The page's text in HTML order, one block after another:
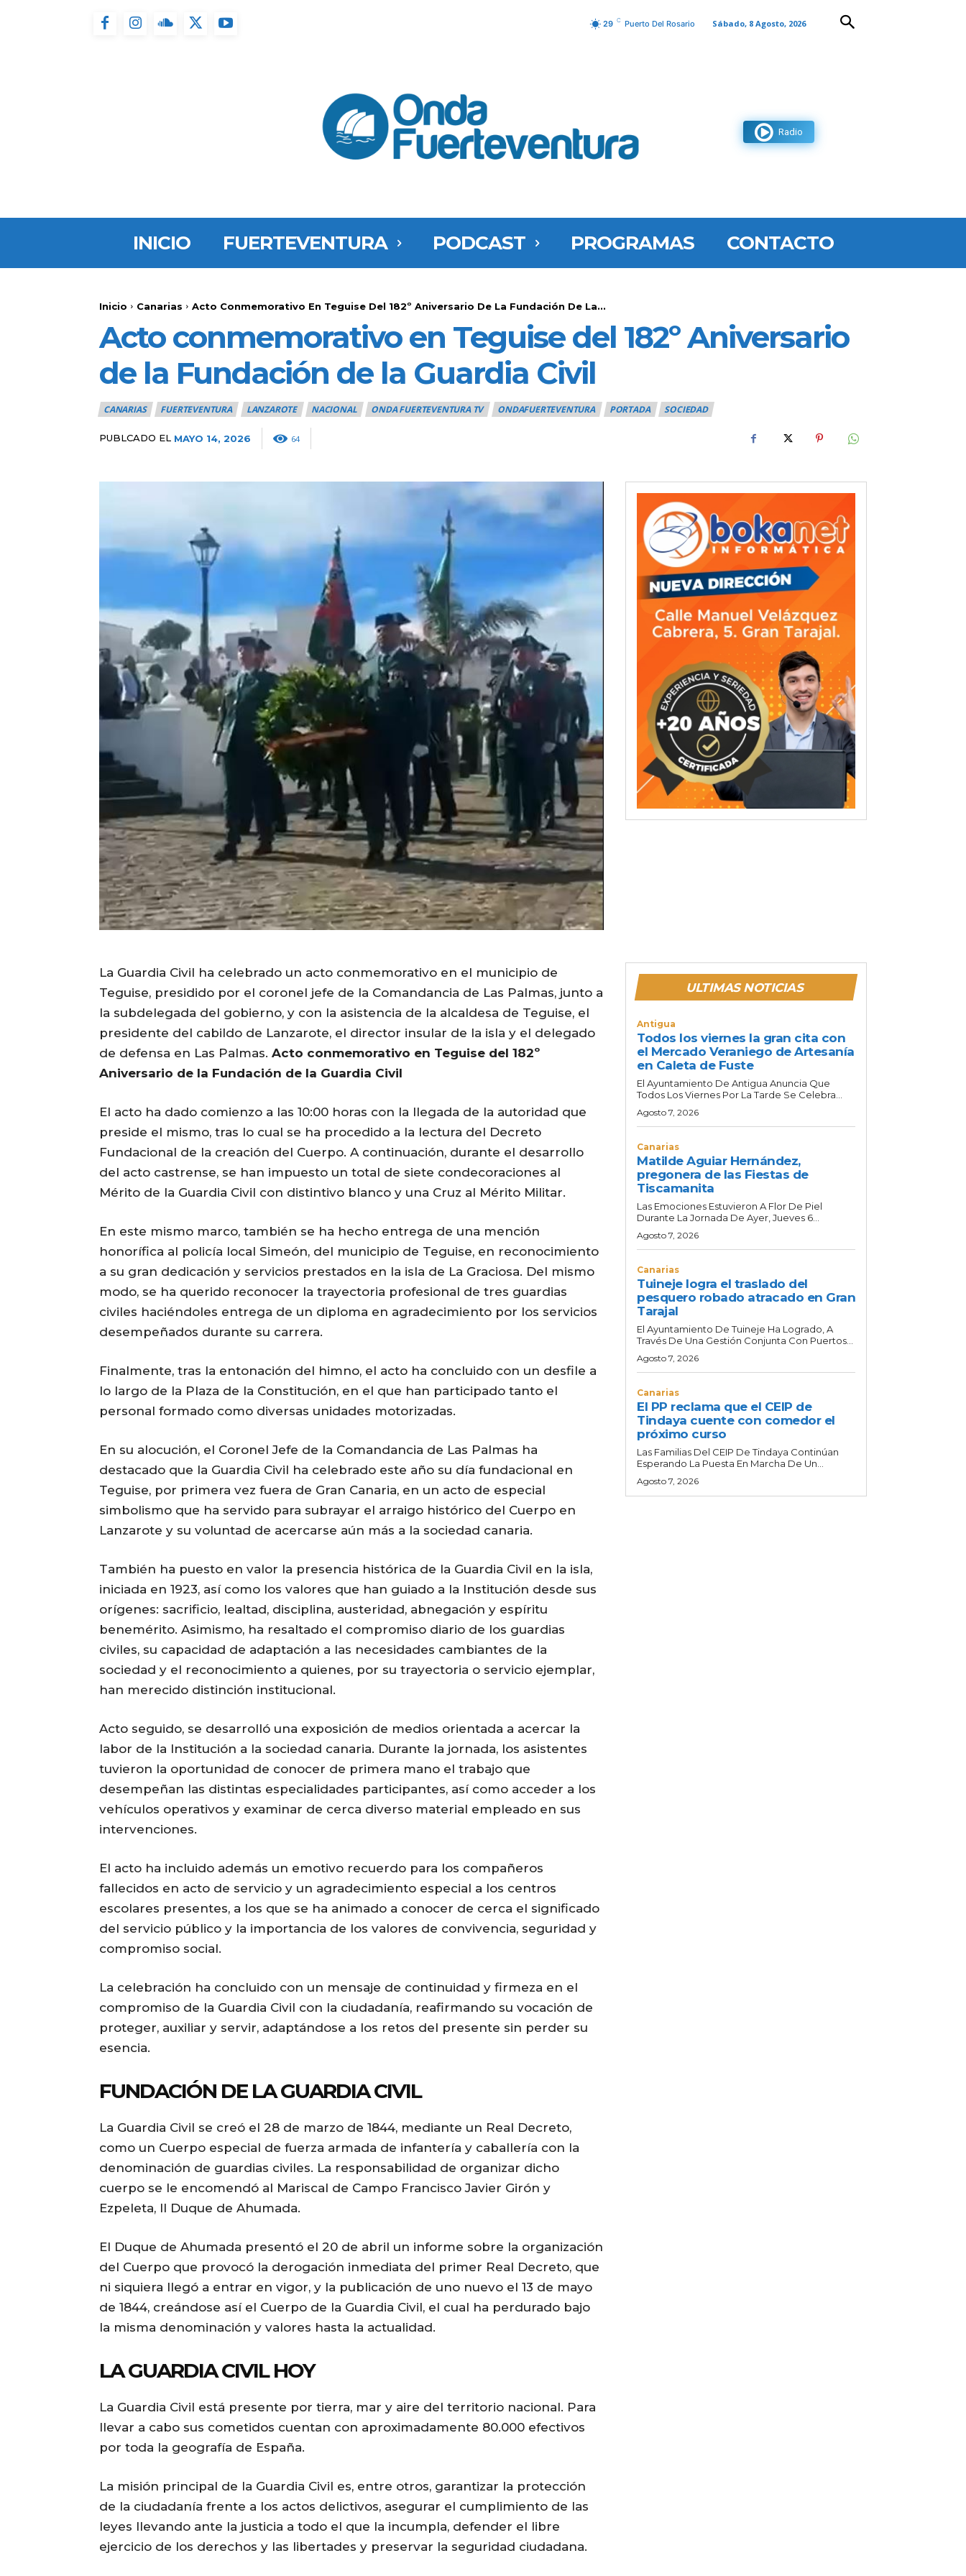
29 C Puerto Del Rosario Sábado, 8 Agosto, 2026
Radio
INICIO FUERTEVENTURA PODCAST PROGRAMAS CONTACTO
Inicio Canarias Acto Conmemorativo En Teguise Del 182º Aniversario De La Fundación De La...
Acto conmemorativo en Teguise del 182º Aniversario
de la Fundación de la Guardia Civil
CANARIAS FUERTEVENTURA LANZAROTE NACIONAL ONDA FUERTEVENTURA TV ONDAFUERTEVENTURA PORTADA SOCIEDAD
PUBLCADO EL MAYO 14, 2026 64
La Guardia Civil ha celebrado un acto conmemorativo en el municipio de
Teguise, presidido por el coronel jefe de la Comandancia de Las Palmas, junto a
la subdelegada del gobierno, y con la asistencia de la alcaldesa de Teguise, el
presidente del cabildo de Lanzarote, el director insular de la isla y el delegado
de defensa en Las Palmas. Acto conmemorativo en Teguise del 182º
Aniversario de la Fundación de la Guardia Civil
El acto ha dado comienzo a las 10:00 horas con la llegada de la autoridad que
preside el mismo, tras lo cual se ha procedido a la lectura del Decreto
Fundacional de la creación del Cuerpo. A continuación, durante el desarrollo
del acto castrense, se han impuesto un total de siete condecoraciones al
Mérito de la Guardia Civil con distintivo blanco y una Cruz al Mérito Militar.
En este mismo marco, también se ha hecho entrega de una mención
honorífica al policía local Simeón, del municipio de Teguise, en reconocimiento
a su gran dedicación y servicios prestados en la isla de La Graciosa. Del mismo
modo, se ha querido reconocer la trayectoria profesional de tres guardias
civiles haciéndoles entrega de un diploma en agradecimiento por los servicios
desempeñados durante su carrera.
Finalmente, tras la entonación del himno, el acto ha concluido con un desfile a
lo largo de la Plaza de la Constitución, en el que han participado tanto el
personal formado como diversas unidades motorizadas.
En su alocución, el Coronel Jefe de la Comandancia de Las Palmas ha
destacado que la Guardia Civil ha celebrado este año su día fundacional en
Teguise, por primera vez fuera de Gran Canaria, en un acto de especial
simbolismo que ha servido para subrayar el arraigo histórico del Cuerpo en
Lanzarote y su voluntad de acercarse aún más a la sociedad canaria.
También ha puesto en valor la presencia histórica de la Guardia Civil en la isla,
iniciada en 1923, así como los valores que han guiado a la Institución desde sus
orígenes: sacrificio, lealtad, disciplina, austeridad, abnegación y espíritu
benemérito. Asimismo, ha resaltado el compromiso diario de los guardias
civiles, su capacidad de adaptación a las necesidades cambiantes de la
sociedad y el reconocimiento a quienes, por su trayectoria o servicio ejemplar,
han merecido distinción institucional.
Acto seguido, se desarrolló una exposición de medios orientada a acercar la
labor de la Institución a la sociedad canaria. Durante la jornada, los asistentes
tuvieron la oportunidad de conocer de primera mano el trabajo que
desempeñan las distintas especialidades participantes, así como acceder a los
vehículos operativos y examinar de cerca diverso material empleado en sus
intervenciones.
El acto ha incluido además un emotivo recuerdo para los compañeros
fallecidos en acto de servicio y un agradecimiento especial a los centros
escolares presentes, a los que se ha animado a conocer de cerca el significado
del servicio público y la importancia de los valores de convivencia, seguridad y
compromiso social.
La celebración ha concluido con un mensaje de continuidad y firmeza en el
compromiso de la Guardia Civil con la ciudadanía, reafirmando su vocación de
proteger, auxiliar y servir, adaptándose a los retos del presente sin perder su
esencia.
FUNDACIÓN DE LA GUARDIA CIVIL
La Guardia Civil se creó el 28 de marzo de 1844, mediante un Real Decreto,
como un Cuerpo especial de fuerza armada de infantería y caballería con la
denominación de guardias civiles. La responsabilidad de organizar dicho
cuerpo se le encomendó al Mariscal de Campo Francisco Javier Girón y
Ezpeleta, II Duque de Ahumada.
El Duque de Ahumada presentó el 20 de abril un informe sobre la organización
del Cuerpo que provocó la derogación inmediata del primer Real Decreto, que
ni siquiera llegó a entrar en vigor, y la publicación de uno nuevo el 13 de mayo
de 1844, creándose así el Cuerpo de la Guardia Civil, el cual ha perdurado bajo
la misma denominación y valores hasta la actualidad.
LA GUARDIA CIVIL HOY
La Guardia Civil está presente por tierra, mar y aire del territorio nacional. Para
llevar a cabo sus cometidos cuentan con aproximadamente 80.000 efectivos
por toda la geografía de España.
La misión principal de la Guardia Civil es, entre otros, garantizar la protección
de la ciudadanía frente a los actos delictivos, asegurar el cumplimiento de las
leyes llevando ante la justicia a todo el que la incumpla, defender el libre
ejercicio de los derechos y las libertades y preservar la seguridad ciudadana.
ULTIMAS NOTICIAS
Antigua
Todos los viernes la gran cita con
el Mercado Veraniego de Artesanía
en Caleta de Fuste
El Ayuntamiento De Antigua Anuncia Que
Todos Los Viernes Por La Tarde Se Celebra...
Agosto 7, 2026
Canarias
Matilde Aguiar Hernández,
pregonera de las Fiestas de
Tiscamanita
Las Emociones Estuvieron A Flor De Piel
Durante La Jornada De Ayer, Jueves 6...
Agosto 7, 2026
Canarias
Tuineje logra el traslado del
pesquero robado atracado en Gran
Tarajal
El Ayuntamiento De Tuineje Ha Logrado, A
Través De Una Gestión Conjunta Con Puertos...
Agosto 7, 2026
Canarias
El PP reclama que el CEIP de
Tindaya cuente con comedor el
próximo curso
Las Familias Del CEIP De Tindaya Continúan
Esperando La Puesta En Marcha De Un...
Agosto 7, 2026